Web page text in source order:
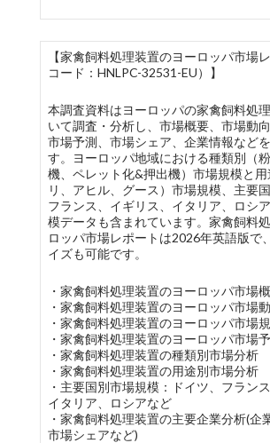
【家禽飼料処理装置のヨーロッパ市場
コード：HNLPC-32531-EU）】
本調査資料はヨーロッパの家禽飼料処
いて調査・分析し、市場概要、市場動向
市場予測、市場シェア、企業情報など
す。ヨーロッパ地域における種類別（
機、ペレット化&押出機）市場規模と用
リ、アヒル、グース）市場規模、主要国
フランス、イギリス、イタリア、ロシ
模データも含まれています。家禽飼料
ロッパ市場レポートは2026年英語版で
イズも可能です。
・家禽飼料処理装置のヨーロッパ市場
・家禽飼料処理装置のヨーロッパ市場
・家禽飼料処理装置のヨーロッパ市場
・家禽飼料処理装置のヨーロッパ市場
・家禽飼料処理装置の種類別市場分析
・家禽飼料処理装置の用途別市場分析
・主要国別市場規模：ドイツ、フラン
イタリア、ロシアなど
・家禽飼料処理装置の主要企業分析(企
市場シェアなど)